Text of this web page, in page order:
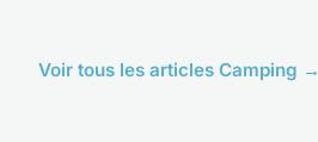
Voir tous les articles Camping →